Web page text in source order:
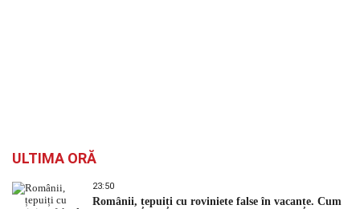
ULTIMA ORĂ
23:50
Românii, țepuiți cu roviniete false în vacanțe. Cum